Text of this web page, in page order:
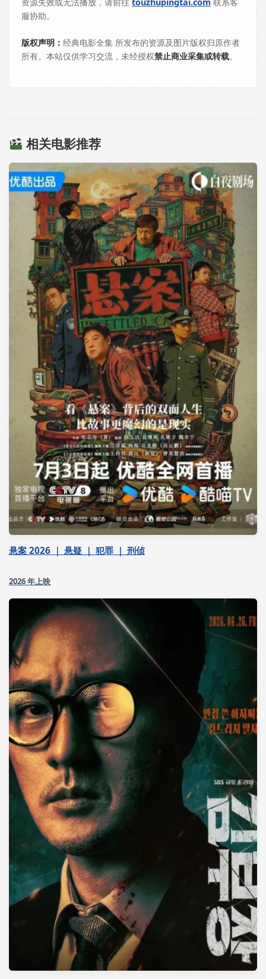
服协助。
版权声明： 经典电影全集 所发布的资源及图片版权归原作者
所有。本站仅供学习交流，未经授权禁止商业采集或转载。
相关电影推荐
悬案 2026 ｜ 悬疑 ｜ 犯罪 ｜ 刑侦
2026 年上映